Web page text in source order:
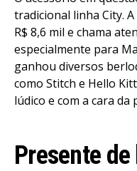
tradicional linha City.
R$ 8,6 mil e chama
especialmente para
ganhou diversos
como Stitch e Hello
lúdico e com a cara da
Presente